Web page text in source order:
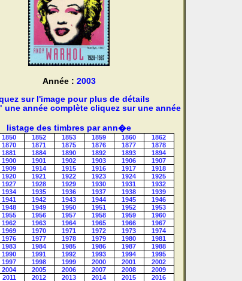
Année : 2003
sur l'image pour plus de détails
une année complète cliquez sur une année
listage des timbres par ann�e
1850 1852 1853 1859 1860
1862
1870 1871 1875 1876 1877
1878
1881 1884 1890 1892 1893
1894
1900 1901 1902 1903 1906
1907
1909 1914 1915 1916 1917
1918
1920 1921 1922 1923 1924
1925
1927 1928 1929 1930 1931
1932
1934 1935 1936 1937 1938
1939
1941 1942 1943 1944 1945
1946
1948 1949 1950 1951 1952
1953
1955 1956 1957 1958 1959
1960
1962 1963 1964 1965 1966
1967
1969 1970 1971 1972 1973
1974
1976 1977 1978 1979 1980
1981
1983 1984 1985 1986 1987
1988
1990 1991 1992 1993 1994
1995
1997 1998 1999 2000 2001
2002
2004 2005 2006 2007 2008
2009
2011 2012 2013 2014 2015 2016